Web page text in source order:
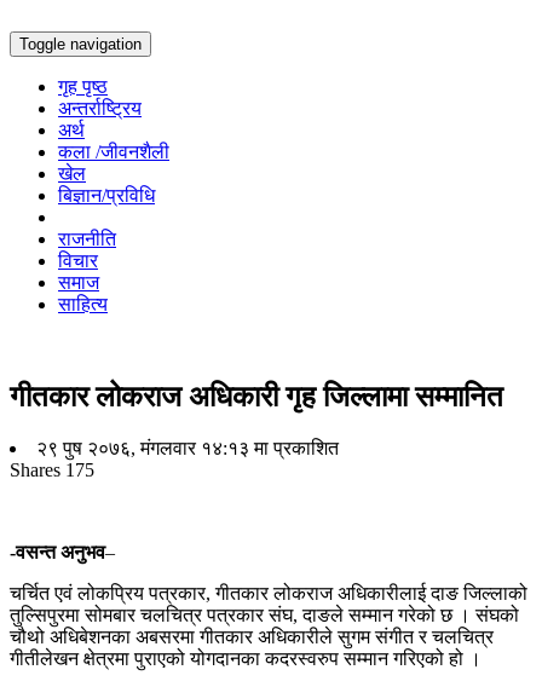
Toggle navigation
गृह पृष्ठ
अन्तर्राष्ट्रिय
अर्थ
कला /जीवनशैली
खेल
बिज्ञान/प्रविधि
राजनीति
विचार
समाज
साहित्य
गीतकार लोकराज अधिकारी गृह जिल्लामा सम्मानित
२९ पुष २०७६, मंगलवार १४:१३ मा प्रकाशित
Shares 175
-वसन्त अनुभव–
चर्चित एवं लोकप्रिय पत्रकार, गीतकार लोकराज अधिकारीलाई दाङ जिल्लाको
तुल्सिपुरमा सोमबार चलचित्र पत्रकार संघ, दाङले सम्मान गरेको छ । संघको
चौथो अधिबेशनका अबसरमा गीतकार अधिकारीले सुगम संगीत र चलचित्र
गीतीलेखन क्षेत्रमा पुराएको योगदानका कदरस्वरुप सम्मान गरिएको हो ।